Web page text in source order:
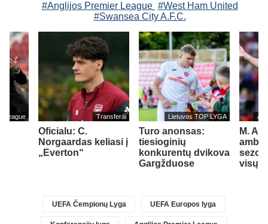
#Anglijos Premier League #West Ham United
#Swansea City A.F.C.
League Transferai
Oficialu: C.
Norgaardas keliasi į
„Everton“
Lietuvos TOP LYGA
Turo anonsas:
tiesioginių
konkurentų dvikova
Gargžduose
M.
visų
UEFA Čempionų Lyga UEFA Europos lyga